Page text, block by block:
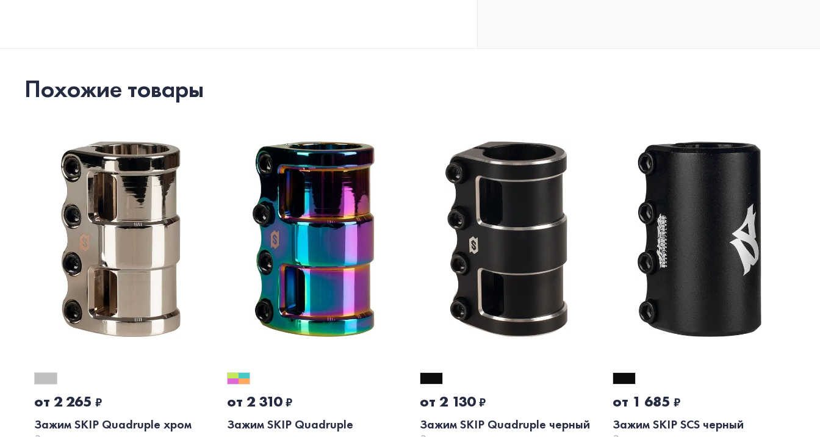
Похожие товары
от 2 265 ₽
Зажим SKIP Quadruple хром
от 2 310₽
Зажим SKIP Quadruple
от 2 130₽
Зажим SKIP Quadruple черный
от 1 685 ₽
Зажим SKIP SCS черный